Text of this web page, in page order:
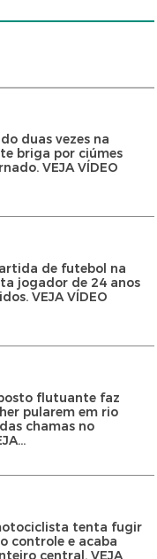
duas vezes na
briga por ciúmes
VEJA VÍDEO
de futebol na
jogador de 24 anos
VEJA VÍDEO
flutuante faz
pularem em rio
chamas no
tenta fugir
controle e acaba
central. VEJA